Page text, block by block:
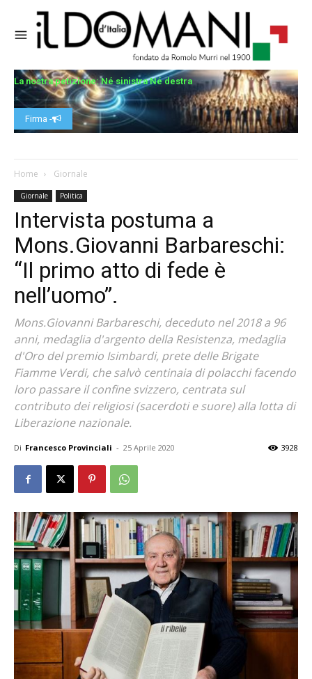
La nostra petizione: Né sinistra Né destra
Firma -
Home Giornale
Giornale Politica
Intervista postuma a
Mons.Giovanni Barbareschi:
“Il primo atto di fede è
nell’uomo”.
Mons.Giovanni Barbareschi, deceduto nel 2018 a 96
anni, medaglia d'argento della Resistenza, medaglia
d'Oro del premio Isimbardi, prete delle Brigate
Fiamme Verdi, che salvò centinaia di polacchi facendo
loro passare il confine svizzero, centrata sul
contributo dei religiosi (sacerdoti e suore) alla lotta di
Liberazione nazionale.
Di Francesco Provinciali - 25 Aprile 2020 3928